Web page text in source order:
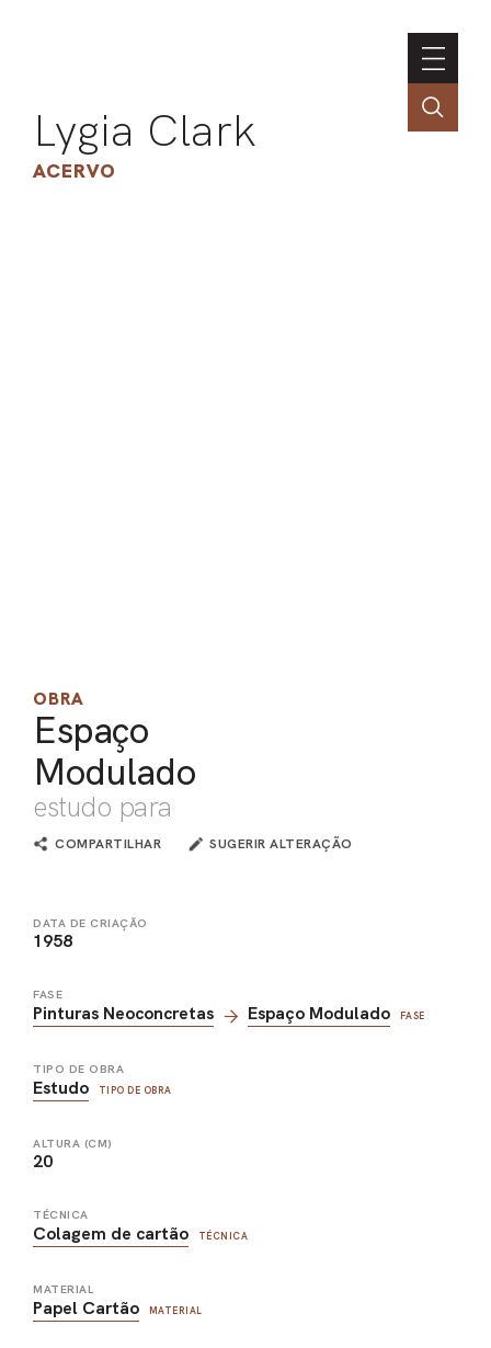
Lygia Clark
ACERVO
OBRA
Espaço
Modulado
estudo para
COMPARTILHAR SUGERIR ALTERAÇÃO
DATA DE CRIAÇÃO
1958
FASE
Pinturas Neoconcretas Espaço Modulado FASE
TIPO DE OBRA
Estudo TIPO DE OBRA
ALTURA (CM)
20
TÉCNICA
Colagem de cartão TÉCNICA
MATERIAL
Papel Cartão MATERIAL